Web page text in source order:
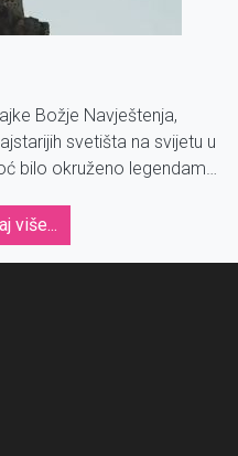
Božje Navještenja,
svetišta na svijetu u
bilo okruženo legendama
više...